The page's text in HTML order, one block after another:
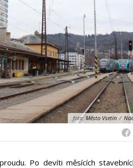
foto: Město Vsetín /
Po devíti měsících